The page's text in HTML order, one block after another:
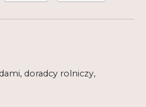
doradcy rolniczy,